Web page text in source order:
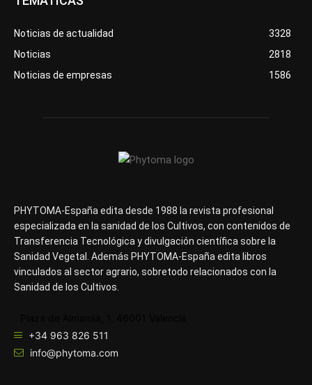
Noticias de actualidad
3328
Noticias
2818
Noticias de empresas
1586
PHYTOMA-España edita desde 1988 la revista profesional
especializada en la sanidad de los Cultivos, con contenidos de
Transferencia Tecnológica y divulgación científica sobre la
Sanidad Vegetal. Además PHYTOMA-España edita libros
vinculados al sector agrario, sobretodo relacionados con la
Sanidad de los Cultivos.
+34 963 826 511
info@phytoma.com